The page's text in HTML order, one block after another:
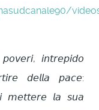
𝘪𝘯𝘵𝘳𝘦𝘱𝘪𝘥𝘰
𝘥𝘦𝘭𝘭𝘢 𝘱𝘢𝘤𝘦:
𝘮𝘦𝘵𝘵𝘦𝘳𝘦 𝘭𝘢 𝘴𝘶𝘢